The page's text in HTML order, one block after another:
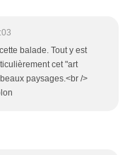
balade. Tout y est
cet "art
paysages.<br />